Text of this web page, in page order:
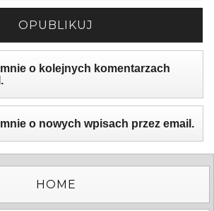
OPUBLIKUJ
o kolejnych komentarzach
o nowych wpisach przez email.
HOME